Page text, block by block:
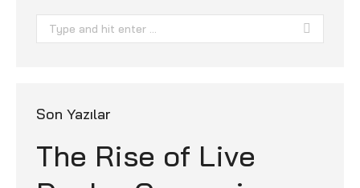
Search:
Son Yazılar
The Rise of Live